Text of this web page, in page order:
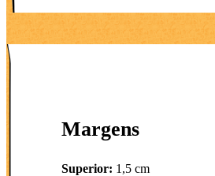
Margens
Superior: 1,5 cm